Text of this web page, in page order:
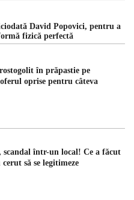
David Popovici, pentru a
fizică perfectă
în prăpastie pe
oprise pentru câteva
într-un local! Ce a făcut
să se legitimeze